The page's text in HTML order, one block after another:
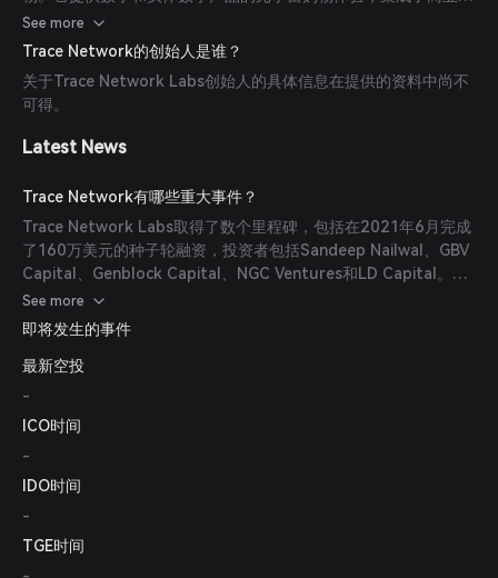
易的支付组件。此外，Trace元宇宙体验由NFT和区块链驱动，确
保产品起源、所有权转移及跨多链的体验的可追溯性。
See more
Trace Network的创始人是谁？
关于Trace Network Labs创始人的具体信息在提供的资料中尚不
可得。
Latest News
Trace Network有哪些重大事件？
Trace Network Labs取得了数个里程碑，包括在2021年6月完成
了160万美元的种子轮融资，投资者包括Sandeep Nailwal、GBV
Capital、Genblock Capital、NGC Ventures和LD Capital。该
项目还于2021年第二季度在SushiSwap的MISO启动平台进行了
首次去中心化交易发行(IDO)，以0.20美元的价格筹集了10万美
See more
即将发生的事件
最新空投
-
ICO时间
-
IDO时间
-
TGE时间